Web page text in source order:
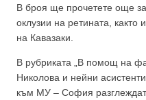
В броя ще прочетете още
оклузии на ретината, както
на Кавазаки.
В рубриката „В помощ на
Николова и нейни
към МУ – София разглеждат